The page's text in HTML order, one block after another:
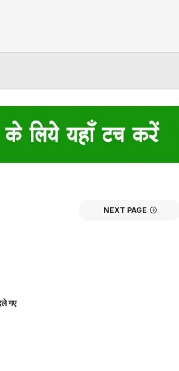
NEXT PAGE
गए